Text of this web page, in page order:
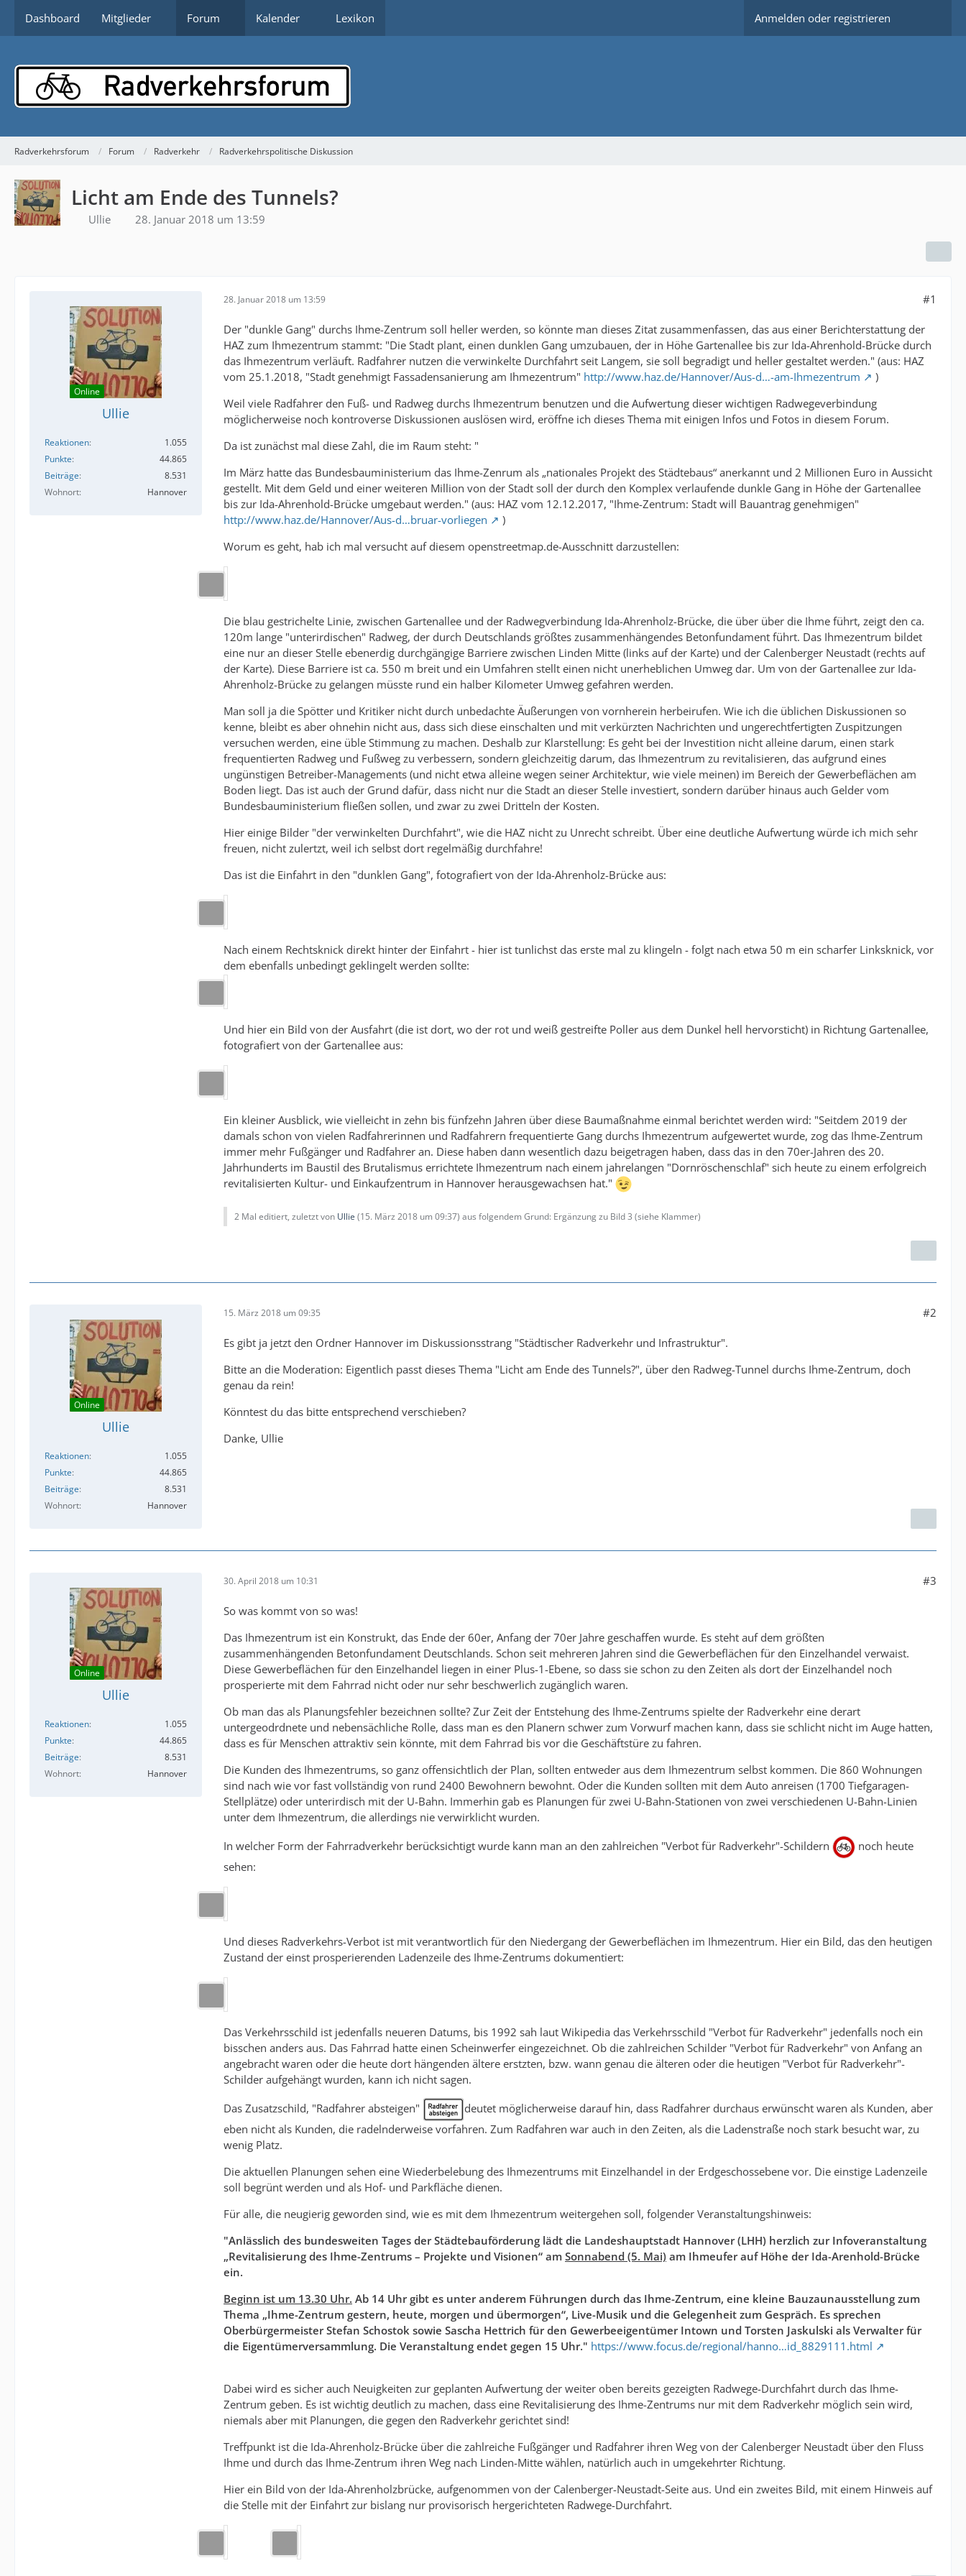
Dashboard Mitglieder Forum Kalender Lexikon Anmelden oder registrieren
Radverkehrsforum Forum Radverkehr Radverkehrspolitische Diskussion
Licht am Ende des Tunnels?
Ullie 28. Januar 2018 um 13:59
Online
Ullie
Reaktionen
1.055
Punkte
44.865
Beiträge
8.531
Wohnort
Hannover
28. Januar 2018 um 13:59 #1
Der "dunkle Gang" durchs Ihme-Zentrum soll heller werden, so könnte man dieses Zitat zusammenfassen, das aus einer Berichterstattung der
HAZ zum Ihmezentrum stammt: "Die Stadt plant, einen dunklen Gang umzubauen, der in Höhe Gartenallee bis zur Ida-Ahrenhold-Brücke durch
das Ihmezentrum verläuft. Radfahrer nutzen die verwinkelte Durchfahrt seit Langem, sie soll begradigt und heller gestaltet werden." (aus: HAZ
vom 25.1.2018, "Stadt genehmigt Fassadensanierung am Ihmezentrum" http://www.haz.de/Hannover/Aus-d…-am-Ihmezentrum
)
Weil viele Radfahrer den Fuß- und Radweg durchs Ihmezentrum benutzen und die Aufwertung dieser wichtigen Radwegeverbindung
möglicherweise noch kontroverse Diskussionen auslösen wird, eröffne ich dieses Thema mit einigen Infos und Fotos in diesem Forum.
Da ist zunächst mal diese Zahl, die im Raum steht: "
Im März hatte das Bundesbauministerium das Ihme-Zenrum als „nationales Projekt des Städtebaus“ anerkannt und 2 Millionen Euro in Aussicht
gestellt. Mit dem Geld und einer weiteren Million von der Stadt soll der durch den Komplex verlaufende dunkle Gang in Höhe der Gartenallee
bis zur Ida-Ahrenhold-Brücke umgebaut werden." (aus: HAZ vom 12.12.2017, "Ihme-Zentrum: Stadt will Bauantrag genehmigen"
http://www.haz.de/Hannover/Aus-d…bruar-vorliegen
)
Worum es geht, hab ich mal versucht auf diesem openstreetmap.de-Ausschnitt darzustellen:
Die blau gestrichelte Linie, zwischen Gartenallee und der Radwegverbindung Ida-Ahrenholz-Brücke, die über über die Ihme führt, zeigt den ca.
120m lange "unterirdischen" Radweg, der durch Deutschlands größtes zusammenhängendes Betonfundament führt. Das Ihmezentrum bildet
eine nur an dieser Stelle ebenerdig durchgängige Barriere zwischen Linden Mitte (links auf der Karte) und der Calenberger Neustadt (rechts auf
der Karte). Diese Barriere ist ca. 550 m breit und ein Umfahren stellt einen nicht unerheblichen Umweg dar. Um von der Gartenallee zur Ida-
Ahrenholz-Brücke zu gelangen müsste rund ein halber Kilometer Umweg gefahren werden.
Man soll ja die Spötter und Kritiker nicht durch unbedachte Äußerungen von vornherein herbeirufen. Wie ich die üblichen Diskussionen so
kenne, bleibt es aber ohnehin nicht aus, dass sich diese einschalten und mit verkürzten Nachrichten und ungerechtfertigten Zuspitzungen
versuchen werden, eine üble Stimmung zu machen. Deshalb zur Klarstellung: Es geht bei der Investition nicht alleine darum, einen stark
frequentierten Radweg und Fußweg zu verbessern, sondern gleichzeitig darum, das Ihmezentrum zu revitalisieren, das aufgrund eines
ungünstigen Betreiber-Managements (und nicht etwa alleine wegen seiner Architektur, wie viele meinen) im Bereich der Gewerbeflächen am
Boden liegt. Das ist auch der Grund dafür, dass nicht nur die Stadt an dieser Stelle investiert, sondern darüber hinaus auch Gelder vom
Bundesbauministerium fließen sollen, und zwar zu zwei Dritteln der Kosten.
Hier einige Bilder "der verwinkelten Durchfahrt", wie die HAZ nicht zu Unrecht schreibt. Über eine deutliche Aufwertung würde ich mich sehr
freuen, nicht zulertzt, weil ich selbst dort regelmäßig durchfahre!
Das ist die Einfahrt in den "dunklen Gang", fotografiert von der Ida-Ahrenholz-Brücke aus:
Nach einem Rechtsknick direkt hinter der Einfahrt - hier ist tunlichst das erste mal zu klingeln - folgt nach etwa 50 m ein scharfer Linksknick, vor
dem ebenfalls unbedingt geklingelt werden sollte:
Und hier ein Bild von der Ausfahrt (die ist dort, wo der rot und weiß gestreifte Poller aus dem Dunkel hell hervorsticht) in Richtung Gartenallee,
fotografiert von der Gartenallee aus:
Ein kleiner Ausblick, wie vielleicht in zehn bis fünfzehn Jahren über diese Baumaßnahme einmal berichtet werden wird: "Seitdem 2019 der
damals schon von vielen Radfahrerinnen und Radfahrern frequentierte Gang durchs Ihmezentrum aufgewertet wurde, zog das Ihme-Zentrum
immer mehr Fußgänger und Radfahrer an. Diese haben dann wesentlich dazu beigetragen haben, dass das in den 70er-Jahren des 20.
Jahrhunderts im Baustil des Brutalismus errichtete Ihmezentrum nach einem jahrelangen "Dornröschenschlaf" sich heute zu einem erfolgreich
revitalisierten Kultur- und Einkaufzentrum in Hannover herausgewachsen hat."
2 Mal editiert, zuletzt von Ullie (15. März 2018 um 09:37) aus folgendem Grund: Ergänzung zu Bild 3 (siehe Klammer)
Online
Ullie
Reaktionen
1.055
Punkte
44.865
Beiträge
8.531
Wohnort
Hannover
15. März 2018 um 09:35 #2
Es gibt ja jetzt den Ordner Hannover im Diskussionsstrang "Städtischer Radverkehr und Infrastruktur".
Bitte an die Moderation: Eigentlich passt dieses Thema "Licht am Ende des Tunnels?", über den Radweg-Tunnel durchs Ihme-Zentrum, doch
genau da rein!
Könntest du das bitte entsprechend verschieben?
Danke, Ullie
Online
Ullie
Reaktionen
1.055
Punkte
44.865
Beiträge
8.531
Wohnort
Hannover
30. April 2018 um 10:31 #3
So was kommt von so was!
Das Ihmezentrum ist ein Konstrukt, das Ende der 60er, Anfang der 70er Jahre geschaffen wurde. Es steht auf dem größten
zusammenhängenden Betonfundament Deutschlands. Schon seit mehreren Jahren sind die Gewerbeflächen für den Einzelhandel verwaist.
Diese Gewerbeflächen für den Einzelhandel liegen in einer Plus-1-Ebene, so dass sie schon zu den Zeiten als dort der Einzelhandel noch
prosperierte mit dem Fahrrad nicht oder nur sehr beschwerlich zugänglich waren.
Ob man das als Planungsfehler bezeichnen sollte? Zur Zeit der Entstehung des Ihme-Zentrums spielte der Radverkehr eine derart
untergeodrdnete und nebensächliche Rolle, dass man es den Planern schwer zum Vorwurf machen kann, dass sie schlicht nicht im Auge hatten,
dass es für Menschen attraktiv sein könnte, mit dem Fahrrad bis vor die Geschäftstüre zu fahren.
Die Kunden des Ihmezentrums, so ganz offensichtlich der Plan, sollten entweder aus dem Ihmezentrum selbst kommen. Die 860 Wohnungen
sind nach wie vor fast vollständig von rund 2400 Bewohnern bewohnt. Oder die Kunden sollten mit dem Auto anreisen (1700 Tiefgaragen-
Stellplätze) oder unterirdisch mit der U-Bahn. Immerhin gab es Planungen für zwei U-Bahn-Stationen von zwei verschiedenen U-Bahn-Linien
unter dem Ihmezentrum, die allerdings nie verwirklicht wurden.
In welcher Form der Fahrradverkehr berücksichtigt wurde kann man an den zahlreichen "Verbot für Radverkehr"-Schildern
noch heute
sehen:
Und dieses Radverkehrs-Verbot ist mit verantwortlich für den Niedergang der Gewerbeflächen im Ihmezentrum. Hier ein Bild, das den heutigen
Zustand der einst prosperierenden Ladenzeile des Ihme-Zentrums dokumentiert:
Das Verkehrsschild ist jedenfalls neueren Datums, bis 1992 sah laut Wikipedia das Verkehrsschild "Verbot für Radverkehr" jedenfalls noch ein
bisschen anders aus. Das Fahrrad hatte einen Scheinwerfer eingezeichnet. Ob die zahlreichen Schilder "Verbot für Radverkehr" von Anfang an
angebracht waren oder die heute dort hängenden ältere erstzten, bzw. wann genau die älteren oder die heutigen "Verbot für Radverkehr"-
Schilder aufgehängt wurden, kann ich nicht sagen.
Das Zusatzschild, "Radfahrer absteigen"
deutet möglicherweise darauf hin, dass Radfahrer durchaus erwünscht waren als Kunden, aber
eben nicht als Kunden, die radelnderweise vorfahren. Zum Radfahren war auch in den Zeiten, als die Ladenstraße noch stark besucht war, zu
wenig Platz.
Die aktuellen Planungen sehen eine Wiederbelebung des Ihmezentrums mit Einzelhandel in der Erdgeschossebene vor. Die einstige Ladenzeile
soll begrünt werden und als Hof- und Parkfläche dienen.
Für alle, die neugierig geworden sind, wie es mit dem Ihmezentrum weitergehen soll, folgender Veranstaltungshinweis:
"Anlässlich des bundesweiten Tages der Städtebauförderung lädt die Landeshauptstadt Hannover (LHH) herzlich zur Infoveranstaltung
„Revitalisierung des Ihme-Zentrums – Projekte und Visionen“ am Sonnabend (5. Mai) am Ihmeufer auf Höhe der Ida-Arenhold-Brücke
ein.
Beginn ist um 13.30 Uhr. Ab 14 Uhr gibt es unter anderem Führungen durch das Ihme-Zentrum, eine kleine Bauzaunausstellung zum
Thema „Ihme-Zentrum gestern, heute, morgen und übermorgen“, Live-Musik und die Gelegenheit zum Gespräch. Es sprechen
Oberbürgermeister Stefan Schostok sowie Sascha Hettrich für den Gewerbeeigentümer Intown und Torsten Jaskulski als Verwalter für
die Eigentümerversammlung. Die Veranstaltung endet gegen 15 Uhr." https://www.focus.de/regional/hanno…id_8829111.html
Dabei wird es sicher auch Neuigkeiten zur geplanten Aufwertung der weiter oben bereits gezeigten Radwege-Durchfahrt durch das Ihme-
Zentrum geben. Es ist wichtig deutlich zu machen, dass eine Revitalisierung des Ihme-Zentrums nur mit dem Radverkehr möglich sein wird,
niemals aber mit Planungen, die gegen den Radverkehr gerichtet sind!
Treffpunkt ist die Ida-Ahrenholz-Brücke über die zahlreiche Fußgänger und Radfahrer ihren Weg von der Calenberger Neustadt über den Fluss
Ihme und durch das Ihme-Zentrum ihren Weg nach Linden-Mitte wählen, natürlich auch in umgekehrter Richtung.
Hier ein Bild von der Ida-Ahrenholzbrücke, aufgenommen von der Calenberger-Neustadt-Seite aus. Und ein zweites Bild, mit einem Hinweis auf
die Stelle mit der Einfahrt zur bislang nur provisorisch hergerichteten Radwege-Durchfahrt.